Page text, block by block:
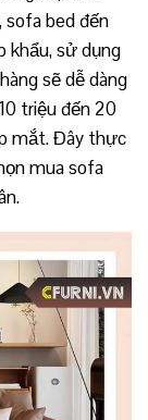
sofa bed đến
khẩu, sử dụng
sẽ dễ dàng
triệu đến 20
mắt. Đây thực
mua sofa